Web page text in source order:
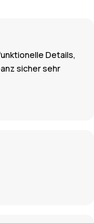
Details,
sicher sehr